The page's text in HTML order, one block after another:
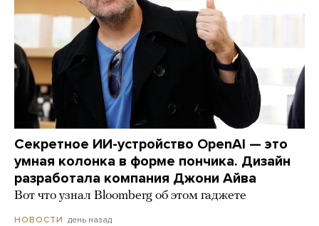
Секретное ИИ-устройство OpenAI — это
умная колонка в форме пончика. Дизайн
разработала компания Джони Айва
Вот что узнал Bloomberg об этом гаджете
НОВОСТИ день назад